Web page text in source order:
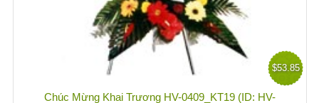
$53.85
Chúc Mừng Khai Trương HV-0409_KT19 (ID: HV-